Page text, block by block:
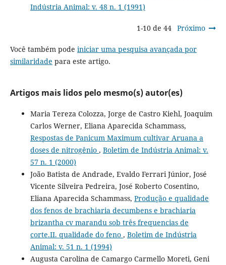
Indústria Animal: v. 48 n. 1 (1991)
1-10 de 44 Próximo
Você também pode iniciar uma pesquisa avançada por
similaridade para este artigo.
Artigos mais lidos pelo mesmo(s) autor(es)
Maria Tereza Colozza, Jorge de Castro Kiehl, Joaquim
Carlos Werner, Eliana Aparecida Schammass,
Respostas de Panicum Maximum cultivar Aruana a
doses de nitrogênio , Boletim de Indústria Animal: v.
57 n. 1 (2000)
João Batista de Andrade, Evaldo Ferrari Júnior, José
Vicente Silveira Pedreira, José Roberto Cosentino,
Eliana Aparecida Schammass, Produção e qualidade
dos fenos de brachiaria decumbens e brachiaria
brizantha cv marandu sob três frequencias de
corte.II. qualidade do feno , Boletim de Indústria
Animal: v. 51 n. 1 (1994)
Augusta Carolina de Camargo Carmello Moreti, Geni